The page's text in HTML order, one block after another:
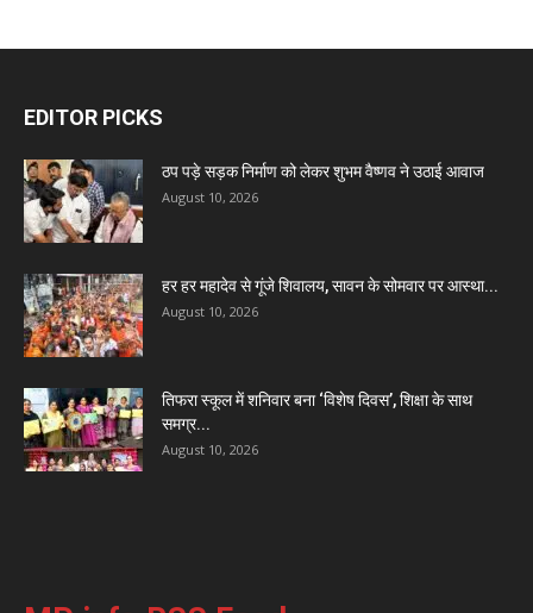
EDITOR PICKS
ठप पड़े सड़क निर्माण को लेकर शुभम वैष्णव ने उठाई आवाज
August 10, 2026
हर हर महादेव से गूंजे शिवालय, सावन के सोमवार पर आस्था...
August 10, 2026
तिफरा स्कूल में शनिवार बना ‘विशेष दिवस’, शिक्षा के साथ
समग्र...
August 10, 2026